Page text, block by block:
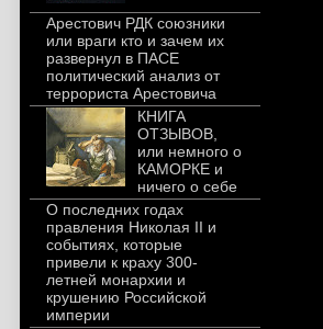
Арестович РДК союзники
или враги кто и зачем их
развернул в ПАСЕ
политический анализ от
террориста Арестовича
КНИГА
ОТЗЫВОВ,
или немного о
КАМОРКЕ и
ничего о себе
О последних годах
правления Николая II и
событиях, которые
привели к краху 300-
летней монархии и
крушению Российской
империи